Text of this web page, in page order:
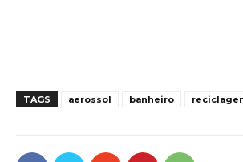
TAGS aerossol banheiro